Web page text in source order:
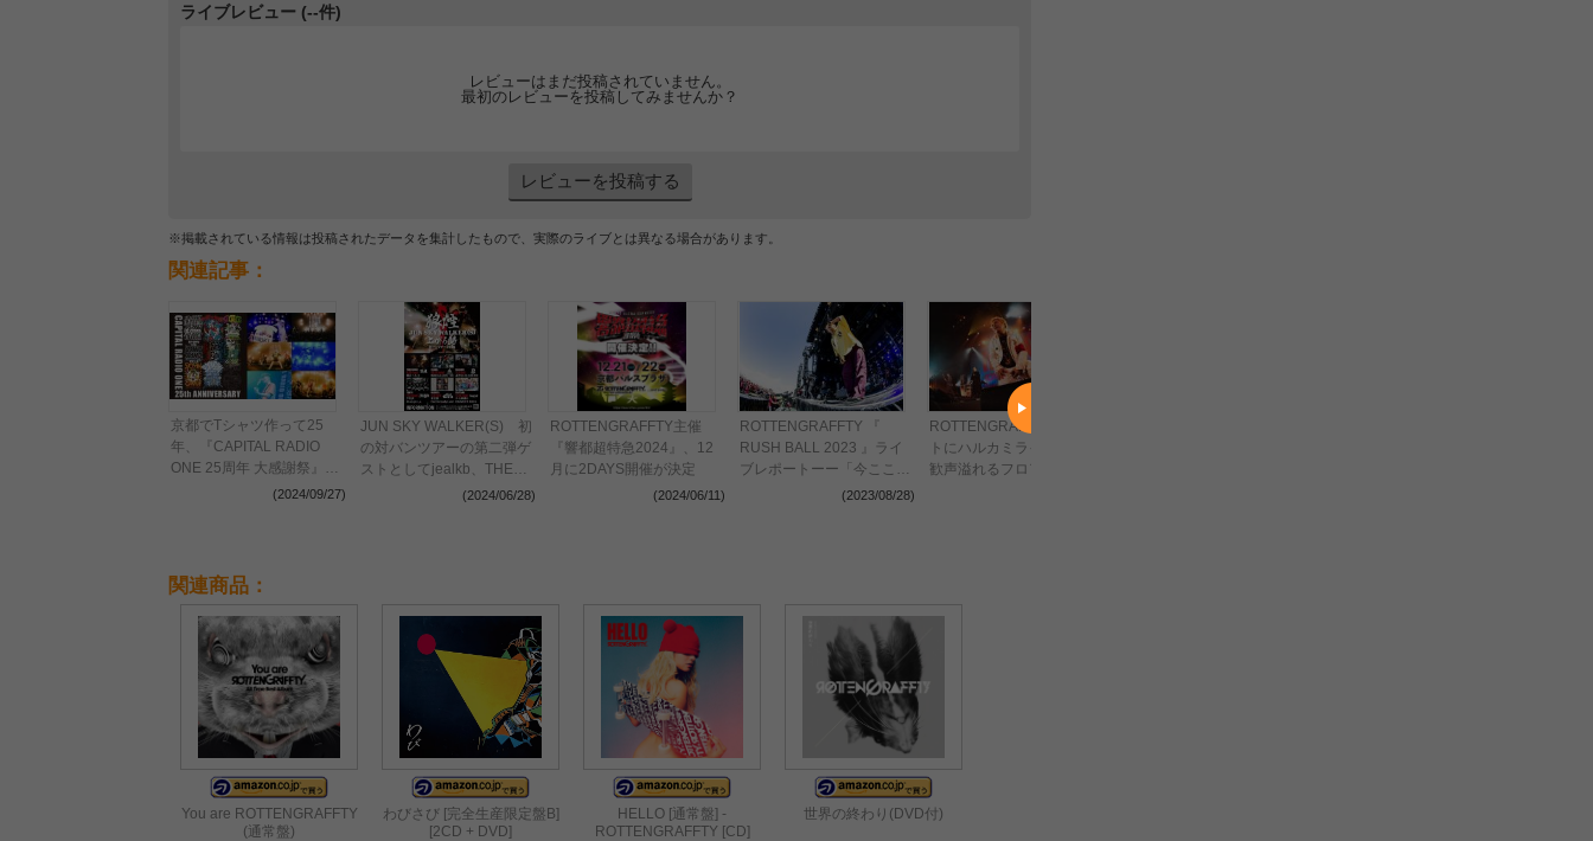
ライブレビュー (--件)
レビューはまだ投稿されていません。
最初のレビューを投稿してみませんか？
レビューを投稿する
※掲載されている情報は投稿されたデータを集計したもので、実際のライブとは異なる場合があります。
関連記事：
京都でTシャツ作って25
年、『CAPITAL RADIO
ONE 25周年 大感謝祭』
(2024/09/27)
JUN SKY WALKER(S) 初
の対バンツアーの第二弾ゲ
ストとしてjealkb、THE
BAWDIES、四星球の出演
(2024/06/28)
ROTTENGRAFFTY主催
『響都超特急2024』、12
月に2DAYS開催が決定
(2024/06/11)
ROTTENGRAFFTY 『
RUSH BALL 2023 』ライ
ブレポートーー「今ここに
立っていることが全て」屈
(2023/08/28)
ROTTENGRAFFTY、ゲス
トにハルカミライを迎え、
歓声溢れるフロアに熱狂の
関連商品：
You are ROTTENGRAFFTY
(通常盤)
わびさび [完全生産限定盤B]
[2CD + DVD]
HELLO [通常盤] -
ROTTENGRAFFTY [CD]
世界の終わり(DVD付)